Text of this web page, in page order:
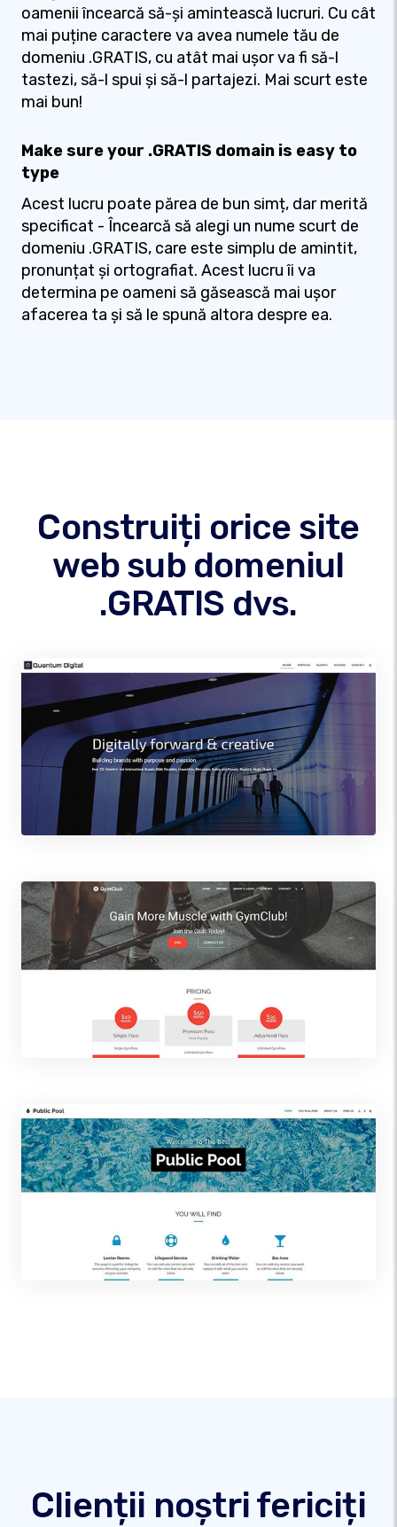
oamenii încearcă să-și amintească lucruri. Cu cât
mai puține caractere va avea numele tău de
domeniu .GRATIS, cu atât mai ușor va fi să-l
tastezi, să-l spui și să-l partajezi. Mai scurt este
mai bun!
Make sure your .GRATIS domain is easy to
type
Acest lucru poate părea de bun simț, dar merită
specificat - Încearcă să alegi un nume scurt de
domeniu .GRATIS, care este simplu de amintit,
pronunțat și ortografiat. Acest lucru îi va
determina pe oameni să găsească mai ușor
afacerea ta și să le spună altora despre ea.
Construiți orice site
web sub domeniul
.GRATIS dvs.
Clienții noștri fericiți